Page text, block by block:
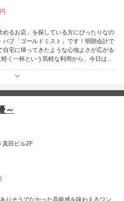
るお店」を探している方にぴったりなの
ブ「ゴールドミスト」です！明朗会計で
自宅に帰ってきたような心地よさが広がる
5～6千円ほどが目安と分かりやすいのも
がここにあります！普段はワンピース
によって違う雰囲気が楽しめるのも嬉し
るのがゴールドミストの良さ。スナックや
しているので、ぜひ一度その温かな雰囲
～
真田ビル2F
りそうでなかった高級感を味わえるワン